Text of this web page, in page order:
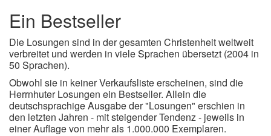
Ein Bestseller
Die Losungen sind in der gesamten Christenheit weltweit
verbreitet und werden in viele Sprachen übersetzt (2004 in
50 Sprachen).
Obwohl sie in keiner Verkaufsliste erscheinen, sind die
Herrnhuter Losungen ein Bestseller. Allein die
deutschsprachige Ausgabe der "Losungen" erschien in
den letzten Jahren - mit steigender Tendenz - jeweils in
einer Auflage von mehr als 1.000.000 Exemplaren.